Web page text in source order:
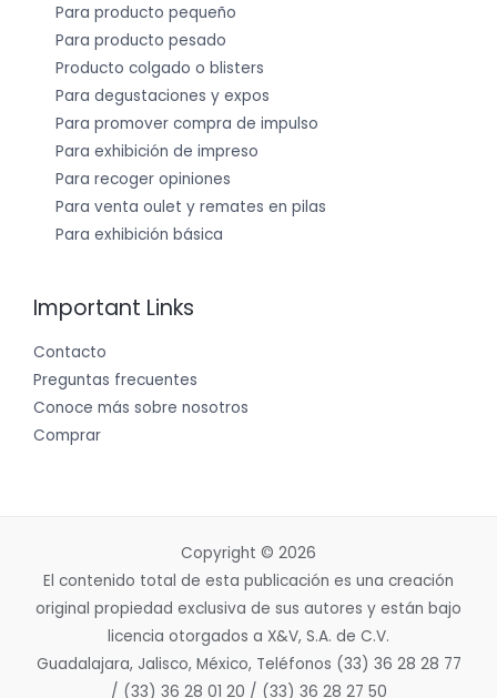
Para producto pequeño
Para producto pesado
Producto colgado o blisters
Para degustaciones y expos
Para promover compra de impulso
Para exhibición de impreso
Para recoger opiniones
Para venta oulet y remates en pilas
Para exhibición básica
Important Links
Contacto
Preguntas frecuentes
Conoce más sobre nosotros
Comprar
Copyright © 2026
El contenido total de esta publicación es una creación
original propiedad exclusiva de sus autores y están bajo
licencia otorgados a X&V, S.A. de C.V.
Guadalajara, Jalisco, México, Teléfonos (33) 36 28 28 77
/ (33) 36 28 01 20 / (33) 36 28 27 50